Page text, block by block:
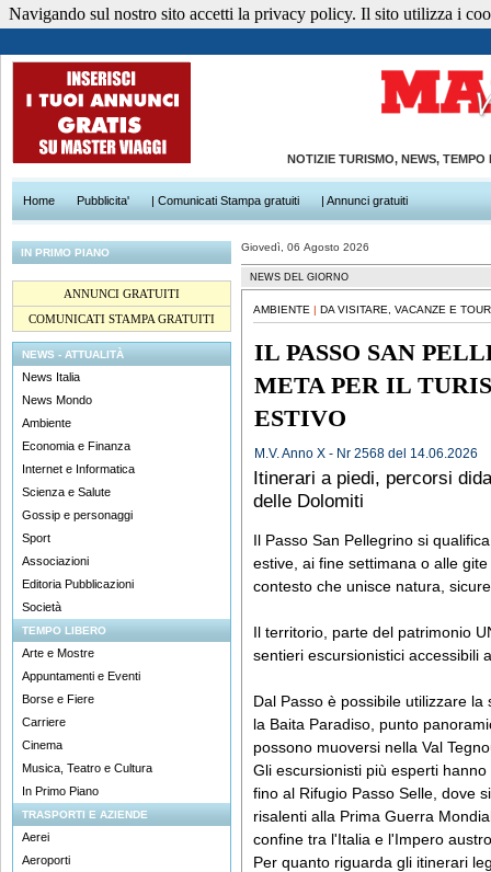
NOTIZIE TURISMO, NEWS,
Home Pubblicita' | Comunicati Stampa gratuiti | Annunci gratuiti
IN PRIMO PIANO
ANNUNCI GRATUITI
COMUNICATI STAMPA GRATUITI
NEWS - ATTUALITÀ
News Italia
News Mondo
Ambiente
Economia e Finanza
Internet e Informatica
Scienza e Salute
Gossip e personaggi
Sport
Associazioni
Editoria Pubblicazioni
Società
TEMPO LIBERO
Arte e Mostre
Appuntamenti e Eventi
Borse e Fiere
Carriere
Cinema
Musica, Teatro e Cultura
In Primo Piano
TRASPORTI E AZIENDE
Aerei
Aeroporti
Giovedì, 06 Agosto 2026
NEWS DEL GIORNO
AMBIENTE | DA VISITARE, VACANZE E TOUR
IL PASSO SAN
META PER IL
ESTIVO
M.V. Anno X - Nr 2568 del 14.06.2026
Itinerari a piedi, percorsi
delle Dolomiti
Il Passo San Pellegrino si
estive, ai fine settimana o alle
contesto che unisce natura,
Il territorio, parte del patrimonio
sentieri escursionistici accessibili
Dal Passo è possibile utilizzare
la Baita Paradiso, punto
possono muoversi nella Val
Gli escursionisti più esperti
fino al Rifugio Passo Selle, dove
risalenti alla Prima Guerra
confine tra l'Italia e l'Impero
Per quanto riguarda gli itinerari
Navigando sul nostro sito accetti la privacy policy. Il sito utilizza i